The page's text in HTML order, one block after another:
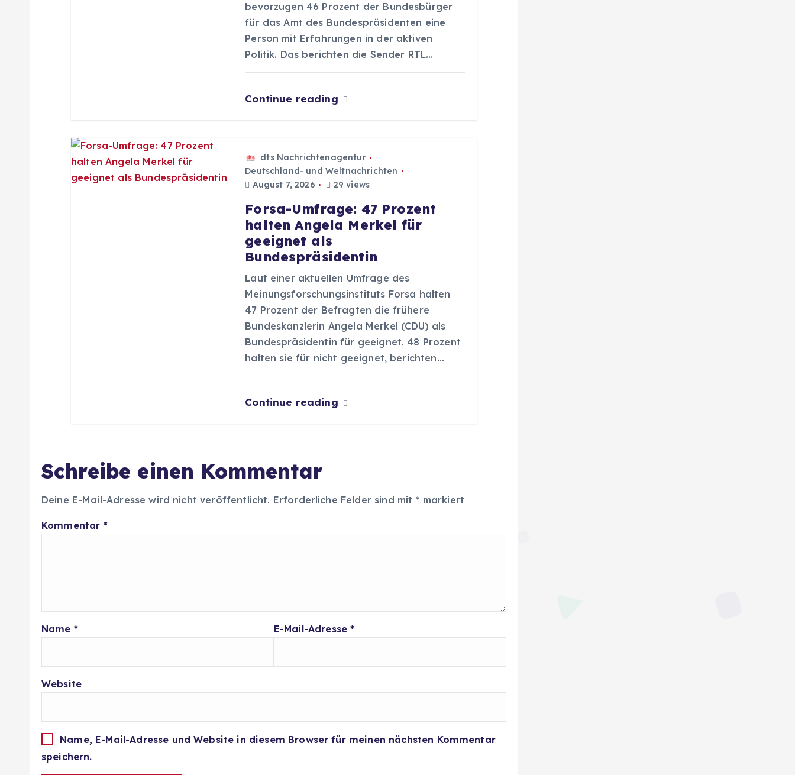
bevorzugen 46 Prozent der Bundesbürger
für das Amt des Bundespräsidenten eine
Person mit Erfahrungen in der aktiven
Politik. Das berichten die Sender RTL…
Continue reading
dts Nachrichtenagentur
Deutschland- und Weltnachrichten
August 7, 2026
29 views
Forsa-Umfrage: 47 Prozent
halten Angela Merkel für
geeignet als
Bundespräsidentin
Laut einer aktuellen Umfrage des
Meinungsforschungsinstituts Forsa halten
47 Prozent der Befragten die frühere
Bundeskanzlerin Angela Merkel (CDU) als
Bundespräsidentin für geeignet. 48 Prozent
halten sie für nicht geeignet, berichten…
Continue reading
Schreibe einen Kommentar
Deine E-Mail-Adresse wird nicht veröffentlicht. Erforderliche Felder sind mit * markiert
Kommentar *
Name * E-Mail-Adresse*
Website
Name, E-Mail-Adresse und Website in diesem Browser für meinen nächsten Kommentar
speichern.